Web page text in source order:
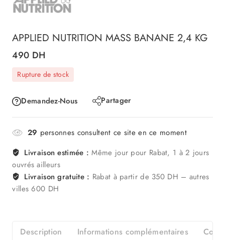
APPLIED NUTRITION MASS BANANE 2,4 KG
490 DH
Rupture de stock
Demandez-Nous Partager
29 personnes consultent ce site en ce moment
Livraison estimée : Même jour pour Rabat, 1 à 2 jours
ouvrés ailleurs
Livraison gratuite : Rabat à partir de 350 DH – autres
villes 600 DH
Description Informations complémentaires